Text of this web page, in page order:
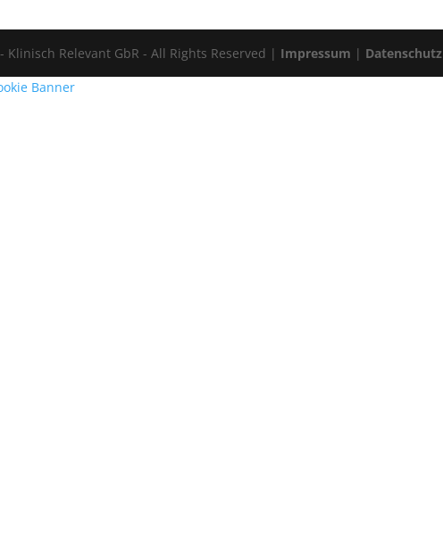
Klinisch Relevant GbR - All Rights Reserved | Impressum | Datenschutz
Banner